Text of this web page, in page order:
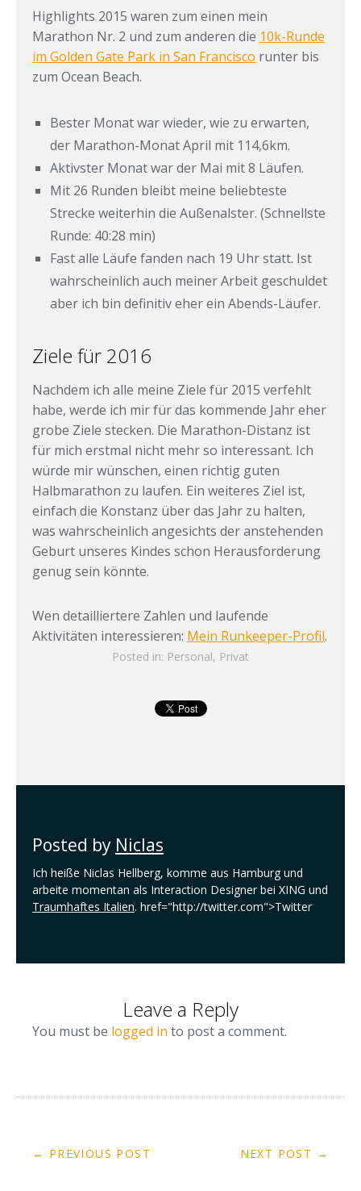
Highlights 2015 waren zum einen mein
Marathon Nr. 2 und zum anderen die 10k-Runde
im Golden Gate Park in San Francisco runter bis
zum Ocean Beach.
Bester Monat war wieder, wie zu erwarten,
der Marathon-Monat April mit 114,6km.
Aktivster Monat war der Mai mit 8 Läufen.
Mit 26 Runden bleibt meine beliebteste
Strecke weiterhin die Außenalster. (Schnellste
Runde: 40:28 min)
Fast alle Läufe fanden nach 19 Uhr statt. Ist
wahrscheinlich auch meiner Arbeit geschuldet
aber ich bin definitiv eher ein Abends-Läufer.
Ziele für 2016
Nachdem ich alle meine Ziele für 2015 verfehlt
habe, werde ich mir für das kommende Jahr eher
grobe Ziele stecken. Die Marathon-Distanz ist
für mich erstmal nicht mehr so interessant. Ich
würde mir wünschen, einen richtig guten
Halbmarathon zu laufen. Ein weiteres Ziel ist,
einfach die Konstanz über das Jahr zu halten,
was wahrscheinlich angesichts der anstehenden
Geburt unseres Kindes schon Herausforderung
genug sein könnte.
Wen detailliertere Zahlen und laufende
Aktivitäten interessieren: Mein Runkeeper-Profil.
Posted in: Personal, Privat
Posted by Niclas
Ich heiße Niclas Hellberg, komme aus Hamburg und
arbeite momentan als Interaction Designer bei XING und
Traumhaftes Italien. href="http://twitter.com">Twitter
Leave a Reply
You must be logged in to post a comment.
NEXT POST →
← PREVIOUS POST